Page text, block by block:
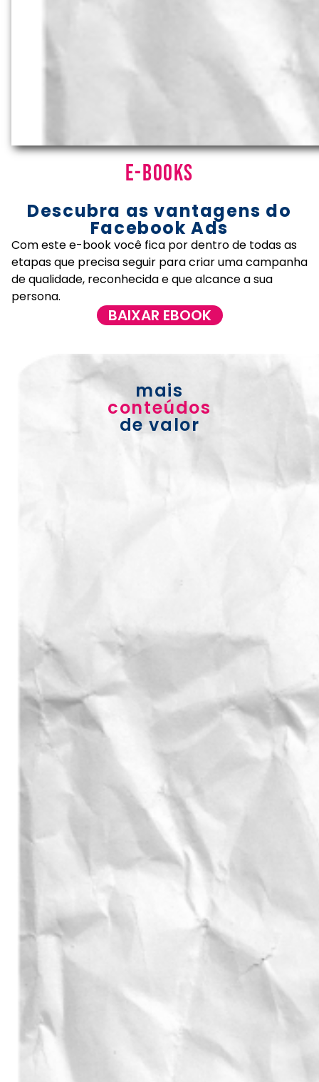
E-books
Descubra as vantagens do
Facebook Ads
Com este e-book você fica por dentro de todas as
etapas que precisa seguir para criar uma campanha
de qualidade, reconhecida e que alcance a sua
persona.
BAIXAR EBOOK
mais
conteúdos
de valor